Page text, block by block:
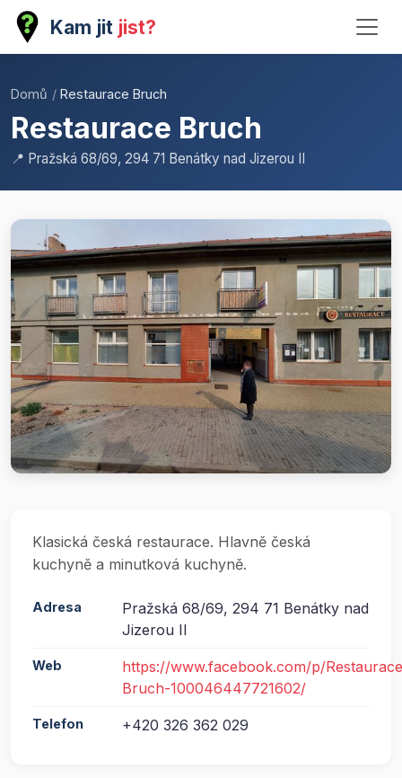
Kam jit jist?
Domů / Restaurace Bruch
Restaurace Bruch
📍 Pražská 68/69, 294 71 Benátky nad Jizerou II
Klasická česká restaurace. Hlavně česká
kuchyně a minutková kuchyně.
Adresa
Pražská 68/69, 294 71 Benátky nad
Jizerou II
Web
https://www.facebook.com/p/
Bruch-100046447721602/
Telefon +420 326 362 029